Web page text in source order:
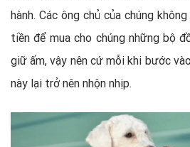
hành. Các ông chủ của chúng
tiền để mua cho chúng những bộ
giữ ấm, vậy nên cứ mỗi khi bước
này lại trở nên nhộn nhịp.